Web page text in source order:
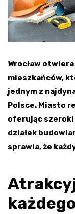
Wrocław
mieszkańców,
jednym z
Polsce. Miasto
oferując szeroki
działek
sprawia, że